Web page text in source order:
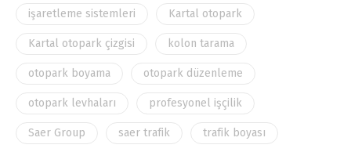
işaretleme sistemleri Kartal otopark
Kartal otopark çizgisi kolon tarama
otopark boyama otopark düzenleme
otopark levhaları profesyonel işçilik
Saer Group saer trafik trafik boyası